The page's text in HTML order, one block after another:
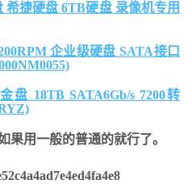
捷硬盘 6TB硬盘 录像机专用
企业级硬盘 SATA接口
盘 18TB SATA6Gb/s 7200转
果用一般的普通的就行了。